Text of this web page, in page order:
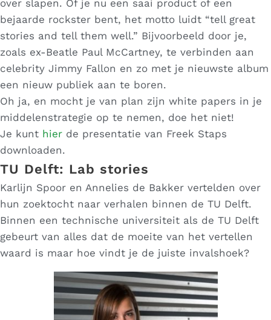
over slapen. Of je nu een saai product of een
bejaarde rockster bent, het motto luidt “tell great
stories and tell them well.” Bijvoorbeeld door je,
zoals ex-Beatle Paul McCartney, te verbinden aan
celebrity Jimmy Fallon en zo met je nieuwste album
een nieuw publiek aan te boren.
Oh ja, en mocht je van plan zijn white papers in je
middelenstrategie op te nemen, doe het niet!
Je kunt hier de presentatie van Freek Staps
downloaden.
TU Delft: Lab stories
Karlijn Spoor en Annelies de Bakker vertelden over
hun zoektocht naar verhalen binnen de TU Delft.
Binnen een technische universiteit als de TU Delft
gebeurt van alles dat de moeite van het vertellen
waard is maar hoe vindt je de juiste invalshoek?